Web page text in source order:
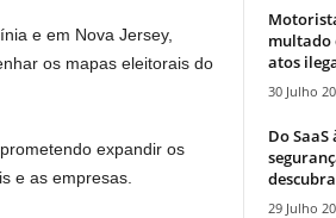
e em Nova Jersey,
os mapas eleitorais do
expandir os
e as empresas.
multado
atos
30 Julho
Do SaaS
29 Julho